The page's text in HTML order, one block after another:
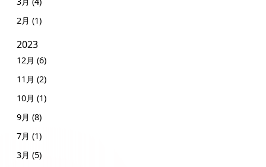
2月 (1)
2023
12月 (6)
11月 (2)
10月 (1)
9月 (8)
7月 (1)
3月 (5)